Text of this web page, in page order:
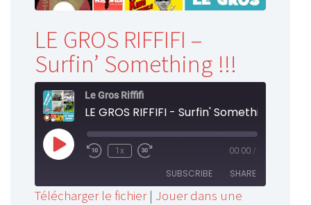
LE GROS RIFFIFI –
Surfin’ Something !!!
Le Gros Riffifi
LE GROS RIFFIFI - Surfin' Something !!!
Play
EpisodeRewind
Seconds
1x
Fast
Forward
30
seconds
00:00 /
SUBSCRIBE SHARE
Télécharger le fichier| Jouer dans une